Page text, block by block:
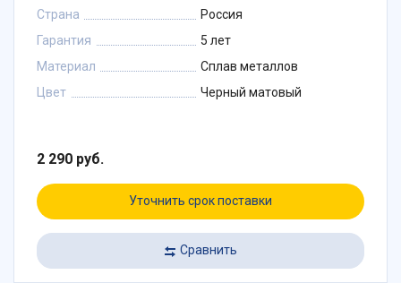
Страна
Россия
Гарантия
5 лет
Материал
Сплав металлов
Цвет
Черный матовый
2 290 руб.
Уточнить срок поставки
Сравнить